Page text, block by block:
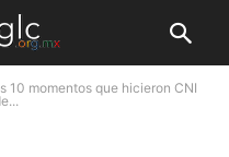
10 momentos que hicieron CNI